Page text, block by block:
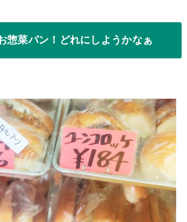
惣菜パン！どれにしようかなぁ